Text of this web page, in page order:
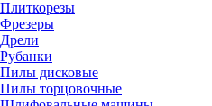
Плиткорезы
Фрезеры
Дрели
Рубанки
Пилы дисковые
Пилы торцовочные